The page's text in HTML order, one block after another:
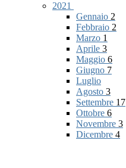
2021
Gennaio 2
Febbraio 2
Marzo 1
Aprile 3
Maggio 6
Giugno 7
Luglio
Agosto 3
Settembre 17
Ottobre 6
Novembre 3
Dicembre 4